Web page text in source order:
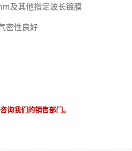
及其他指定波长镀膜
密性良好
询我们的销售部门。